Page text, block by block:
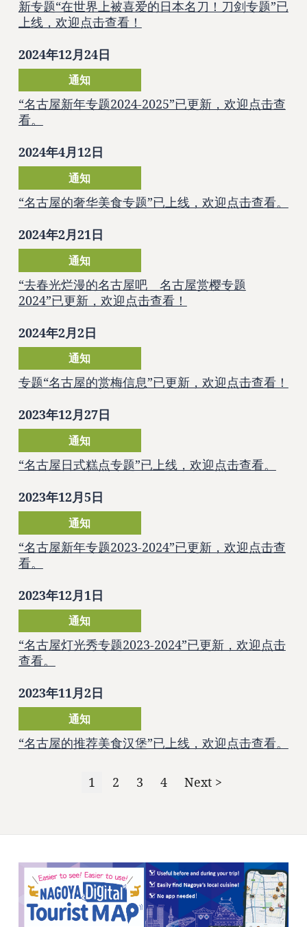
新专题“在世界上被喜爱的日本名刀！刀剑专题”已
上线，欢迎点击查看！
2024年12月24日
通知
“名古屋新年专题2024-2025”已更新，欢迎点击查
看。
2024年4月12日
通知
“名古屋的奢华美食专题”已上线，欢迎点击查看。
2024年2月21日
通知
“去春光烂漫的名古屋吧 名古屋赏樱专题
2024”已更新，欢迎点击查看！
2024年2月2日
通知
专题“名古屋的赏梅信息”已更新，欢迎点击查看！
2023年12月27日
通知
“名古屋日式糕点专题”已上线，欢迎点击查看。
2023年12月5日
通知
“名古屋新年专题2023-2024”已更新，欢迎点击查
看。
2023年12月1日
通知
“名古屋灯光秀专题2023-2024”已更新，欢迎点击
查看。
2023年11月2日
通知
“名古屋的推荐美食汉堡”已上线，欢迎点击查看。
1 2 3 4 Next >